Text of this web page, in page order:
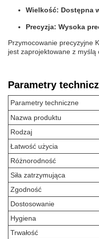
Wielkość: Dostępna
Precyzja: Wysoka
Przymocowanie precyzyjne
jest zaprojektowane z myślą
Parametry
Parametry techniczne
Nazwa produktu
Rodzaj
Łatwość użycia
Różnorodność
Siła zatrzymująca
Zgodność
Dostosowanie
Hygiena
Trwałość